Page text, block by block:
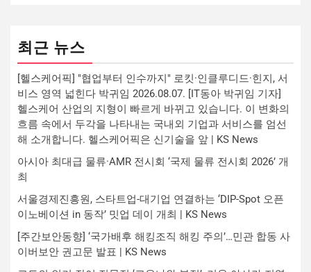
최근 뉴스
[헬스케어픽] "협업부터 인수까지" 로킷·인클루디드·힌지, 서
비스 영역 넓힌다 박귀임 2026.08.07. [IT동아 박귀임 기자]
헬스케어 산업의 지형이 빠르게 바뀌고 있습니다. 이 변화의
흐름 속에서 두각을 나타내는 국내외 기업과 서비스를 엄선
해 소개합니다. 헬스케어픽은 신기술을 앞 | KS News
아시아 최대급 물류·AMR 전시회 ‘국제 물류 전시회 2026’ 개
최
서울경제진흥원, 스타트업-대기업 연결하는 ‘DIP-Spot 오픈
이노베이션 in 동작’ 밋업 데이 개최 | KS News
[주간보안동향] ‘국가배후 해킹조직 해킹 주의’…민관 합동 사
이버보안 권고문 발표 | KS News